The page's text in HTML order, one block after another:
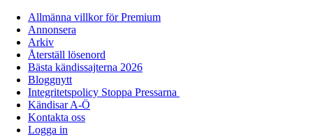
Allmänna villkor för Premium
Annonsera
Arkiv
Återställ lösenord
Bästa kändissajterna 2026
Bloggnytt
Integritetspolicy Stoppa Pressarna
Kändisar A-Ö
Kontakta oss
Logga in